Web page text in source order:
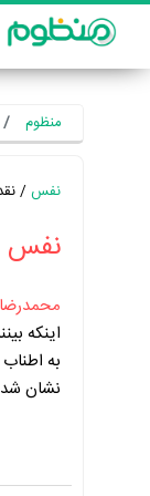
منظوم
نفس/
نفس
اینکه
به
نشان